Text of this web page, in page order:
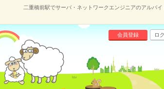
二重橋前駅でサーバ・ネットワークエンジニアのアルバ
会員登録 ロ